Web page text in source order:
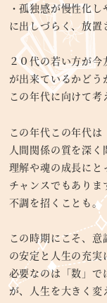
・孤独感が慢性化
に出しづらく、放置
２０代の若い方が
が出来ているかどう
この年代に向けて考
この年代この年代
人間関係の質を深
理解や魂の成長にと
チャンスでもあり
不調を招くことも。
この時期にこそ、
の安定と人生の充実
必要なのは「数」
が、人生を大きく変